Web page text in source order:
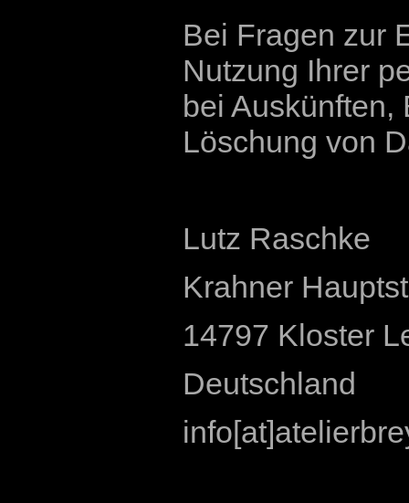
Bei Fragen zur
Nutzung Ihrer
bei Auskünften,
Löschung von
Lutz Raschke
Krahner
14797 Kloster
Deutschland